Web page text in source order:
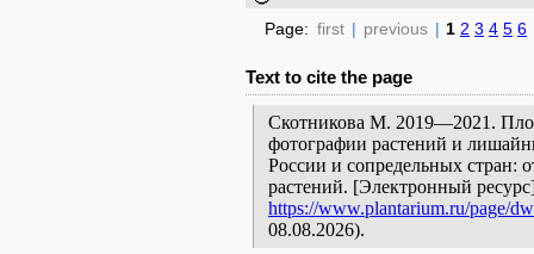
Page: first | previous | 1 2 3 4 5 6
Text to cite the page
Скотникова М. 2019—2021.
фотографии растений и
России и сопредельных стран:
растений. [Электронный
https://www.plantarium.ru/page/
08.08.2026).